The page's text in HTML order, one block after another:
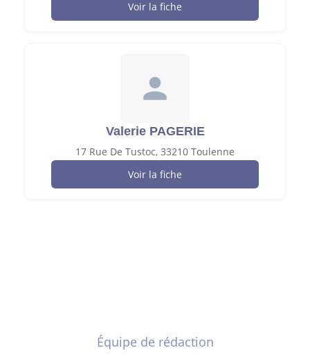
Voir la fiche
Valerie PAGERIE
17 Rue De Tustoc, 33210 Toulenne
Voir la fiche
Équipe de rédaction